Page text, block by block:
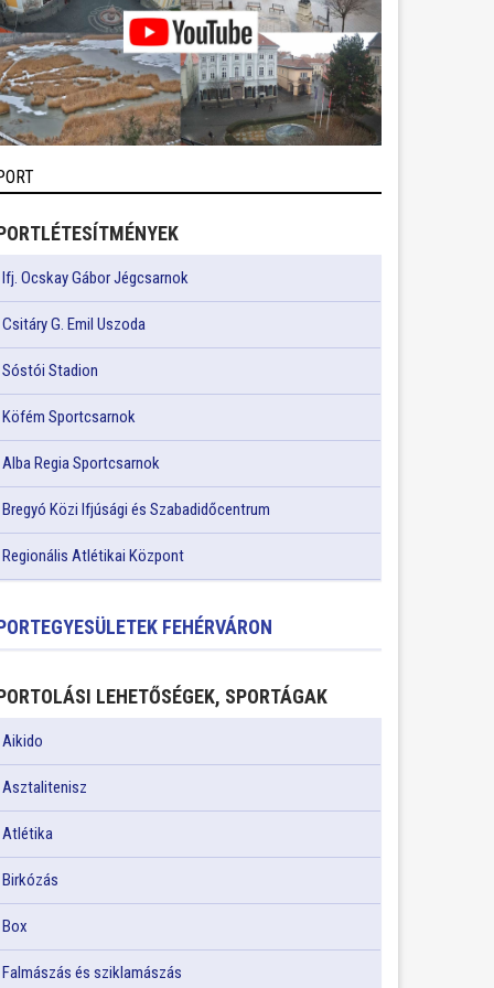
Ifj. Ocskay Gábor Jégcsarnok
Csitáry G. Emil Uszoda
Sóstói Stadion
Köfém Sportcsarnok
Alba Regia Sportcsarnok
Bregyó Közi Ifjúsági és Szabadidőcentrum
Regionális Atlétikai Központ
FEHÉRVÁRON
LEHETŐSÉGEK, SPORTÁGAK
Aikido
Asztalitenisz
Atlétika
Birkózás
Box
Falmászás és sziklamászás